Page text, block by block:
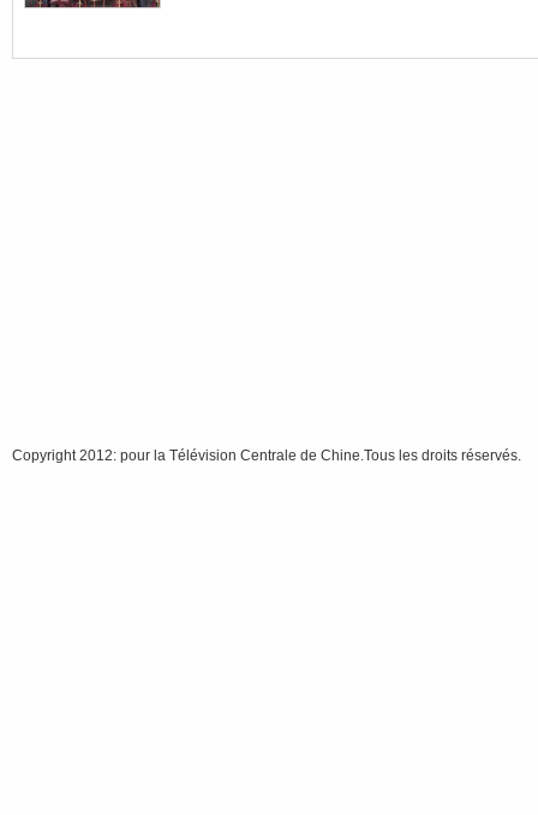
Copyright 2012: pour la Télévision Centrale de Chine.Tous les droits réservés.